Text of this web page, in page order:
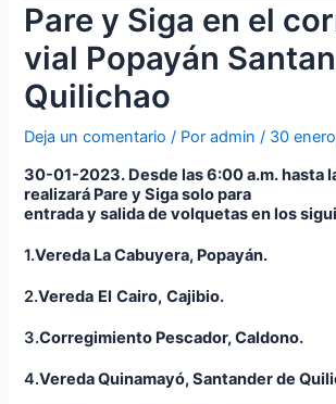
Pare y Siga en el
vial Popayán
Quilichao
Deja un comentario / Poradmin / 30
30-01-2023. Desde las 6:00 a.m. hasta
realizará Pare y Siga solo para
entrada y salida de volquetas en los
1.Vereda La Cabuyera, Popayán.
2.Vereda El Cairo, Cajibio.
3.Corregimiento Pescador, Caldono.
4.VeredaQuinamayó, Santander de